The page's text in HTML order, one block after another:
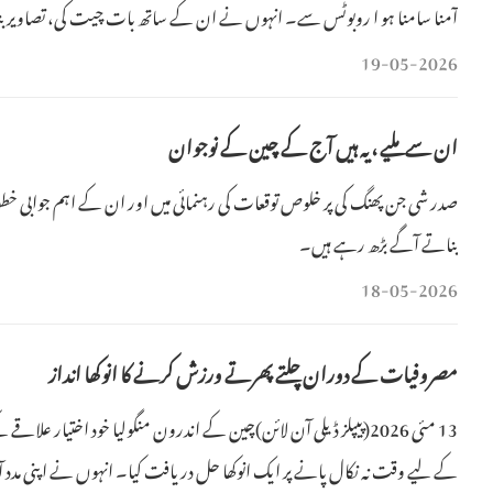
آمنا سامنا ہو ا روبوٹس سے۔ انہوں نے ان کے ساتھ بات چیت کی، تصاویر
بوکھ
19-05-2026
ان سے ملیے ، یہ ہیں آج کے چین کے نوجوان
صدر شی جن پھنگ کی پر خلوص توقعات کی رہنمائی میں اور ان کے اہم
بناتے آگے بڑھ رہے ہیں۔
18-05-2026
مصروفیات کے دوران چلتے پھرتے ورزش کرنے کا انوکھا انداز
13 مئی 2026(پیپلز ڈیلی آن لائن)چین کے اندرون منگولیا خود
کے لیے وقت نہ نکال پانے پر ایک انوکھا حل دریافت کیا۔ انہوں نے اپنی